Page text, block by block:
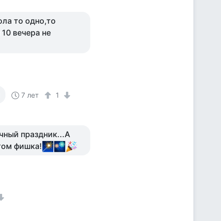
то одно,то
вечера не
7 лет 1
праздник...А
фишка!